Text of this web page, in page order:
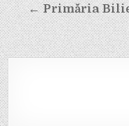
← Primăria